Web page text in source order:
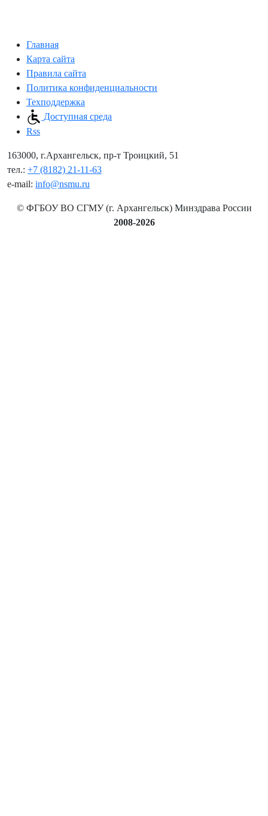
Главная
Карта сайта
Правила сайта
Политика конфиденциальности
Техподдержка
Доступная среда
Rss
163000, г.Архангельск, пр-т Троицкий, 51
тел.: +7 (8182) 21-11-63
e-mail: info@nsmu.ru
© ФГБОУ ВО СГМУ (г. Архангельск) Минздрава России
2008-2026